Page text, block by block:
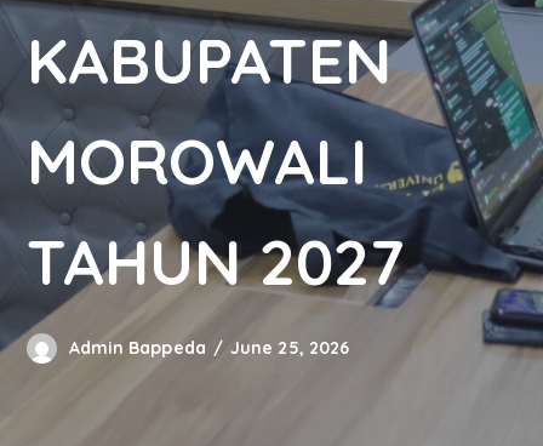
KABUPATEN
MOROWALI
TAHUN 2027
Admin Bappeda June 25, 2026